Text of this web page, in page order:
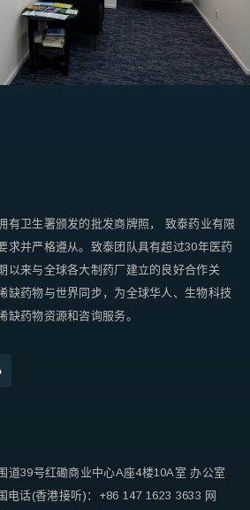
有卫生署颁发的批发商牌照， 致泰药业有限
求并严格遵从。致泰团队具有超过30年医药
以来与全球各大制药厂建立的良好合作关
缺药物与世界同步，为全球华人、生物科技
缺药物资源和咨询服务。
道39号红磡商业中心A座4楼10A室 办公室
电话(香港接听)：+86 147 1623 3633 网